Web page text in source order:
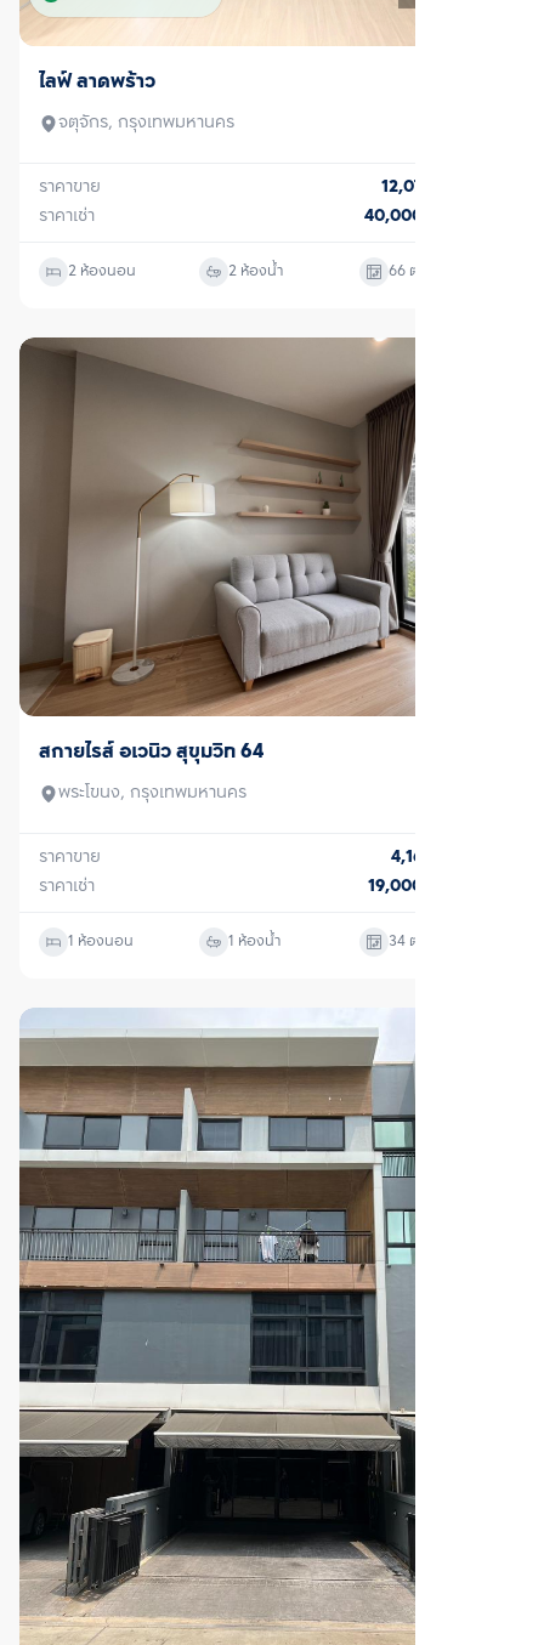
ขาย/เช่า
ไลฟ์ ลาดพร้าว
จตุจักร, กรุงเทพมหานคร
ราคาขาย 12,070,000
ราคาเช่า
40,000
2 ห้องนอน 2 ห้องน้ำ 66 ตร.ม.
ขาย/เช่า
สกายไรส์ อเวนิว สุขุมวิท 64
พระโขนง, กรุงเทพมหานคร
ราคาขาย 4,160,000
ราคาเช่า
19,000
1 ห้องนอน 1 ห้องน้ำ 34 ตร.ม.